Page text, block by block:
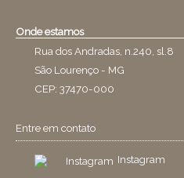
Onde estamos
Rua dos Andradas, n.240, sl.8
São Lourenço - MG
CEP: 37470-000
Entre em contato
Instagram